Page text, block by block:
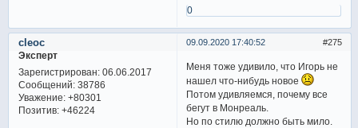
0
275
09.09.2020 17:40:52
cleoc
Эксперт
Зарегистрирован: 06.06.2017
Сообщений:38786
Уважение: +80301
Позитив: +46224
Меня тоже удивило, что Игорь не
нашел что-нибудь новое
Потом удивляемся, почему все
бегут в Монреаль.
Но по стилю должно быть мило.